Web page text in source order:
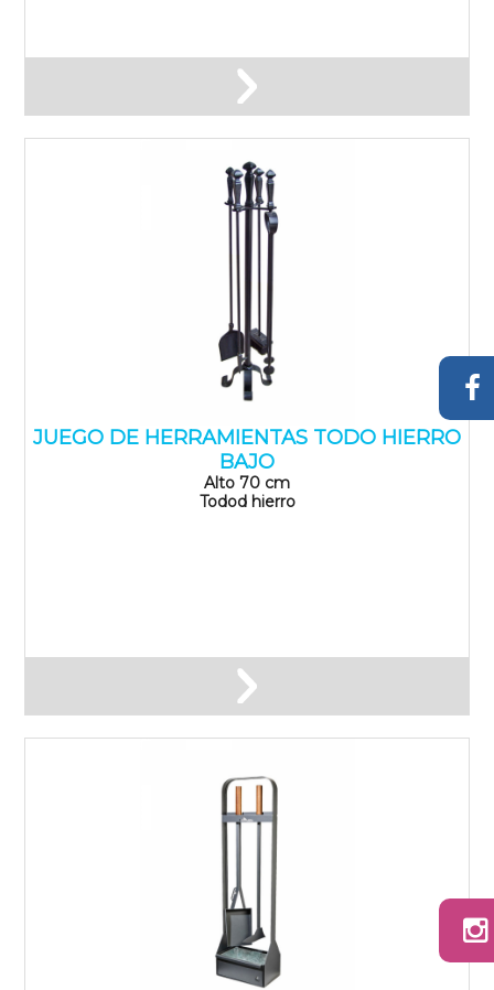
JUEGO DE HERRAMIENTAS TODO HIERRO
BAJO
Alto 70 cm
Todod hierro